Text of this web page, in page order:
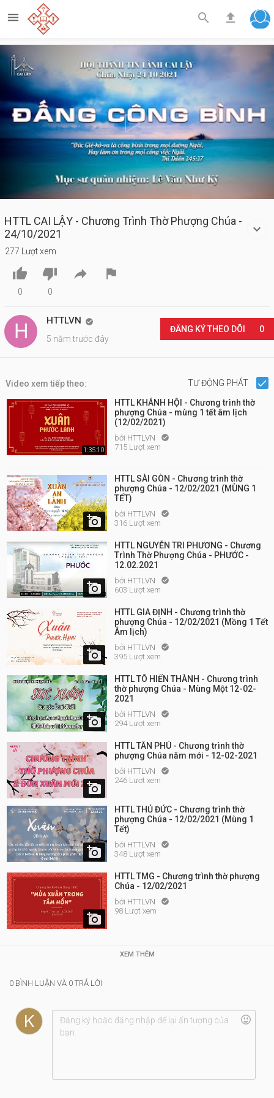
  
Play
Video
HTTL CAI LẬY - Chương Trình Thờ Phượng Chúa -
24/10/2021
277 Lượt xem

0

0
 
HTTLVN 
5 năm trước đây
ĐĂNG KÝ THEO DÕI 0
Video xem tiếp theo: TỰ ĐỘNG PHÁT
1:35:10
HTTL KHÁNH HỘI - Chương trình thờ
phượng Chúa - mùng 1 tết âm lịch
(12/02/2021)
bởi HTTLVN 
715 Lượt xem

HTTL SÀI GÒN - Chương trình thờ
phượng Chúa - 12/02/2021 (MÙNG 1
TẾT)
bởi HTTLVN 
316 Lượt xem

HTTL NGUYỄN TRI PHƯƠNG - Chương
Trình Thờ Phượng Chúa - PHƯỚC -
12.02.2021
bởi HTTLVN 
603 Lượt xem

HTTL GIA ĐỊNH - Chương trình thờ
phượng Chúa - 12/02/2021 (Mồng 1 Tết
Âm lịch)
bởi HTTLVN 
395 Lượt xem

HTTL TÔ HIẾN THÀNH - Chương trình
thờ phượng Chúa - Mùng Một 12-02-
2021
bởi HTTLVN 
294 Lượt xem

HTTL TÂN PHÚ - Chương trình thờ
phượng Chúa năm mới - 12-02-2021
bởi HTTLVN 
246 Lượt xem

HTTL THỦ ĐỨC - Chương trình thờ
phượng Chúa - 12/02/2021 (Mùng 1
Tết)
bởi HTTLVN 
348 Lượt xem

HTTL TMG - Chương trình thờ phượng
Chúa - 12/02/2021
bởi HTTLVN 
98 Lượt xem
XEM THÊM
0 BÌNH LUẬN VÀ 0 TRẢ LỜI